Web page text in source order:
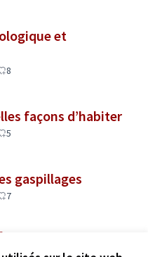
et
8
façons d’habiter
5
gaspillages
7